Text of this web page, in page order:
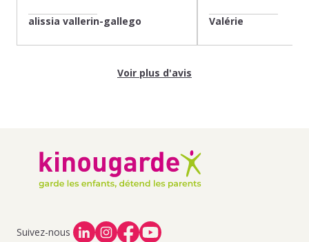
alissia vallerin-gallego Valérie
Voir plus d'avis
Suivez-nous